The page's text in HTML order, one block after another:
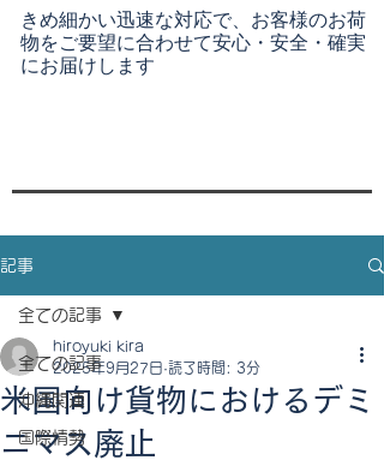
きめ細かい迅速な対応で、お客様のお荷
物をご要望に合わせて安心・安全・確実
にお届けします
記事
全ての記事
沖縄関連
国際情勢
全ての記事
米国向け貨物におけるデミ
ニマス廃止
hiroyuki kira
2025年9月27日 読了時間: 3分